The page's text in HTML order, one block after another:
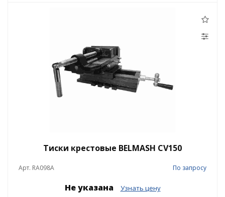
Тиски крестовые BELMASH CV150
Арт. RA098A По запросу
Не указана Узнать цену